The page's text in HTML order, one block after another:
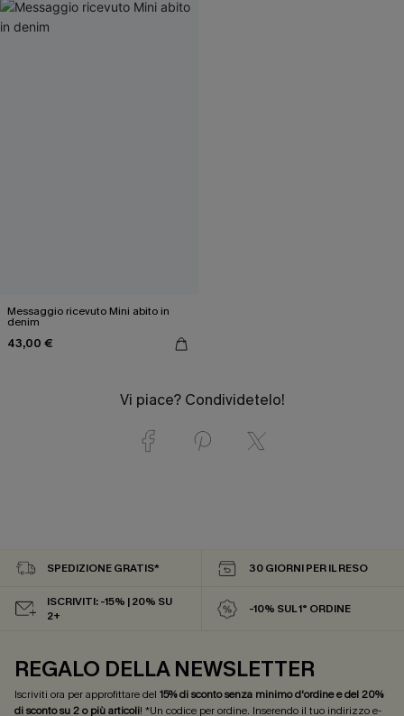
Messaggio ricevuto Mini abito in
denim
43,00 €
Vi piace? Condividetelo!
SPEDIZIONE GRATIS* 30 GIORNI PER IL RESO
ISCRIVITI: -15% | 20% SU
2+
-10% SUL 1° ORDINE
REGALO DELLA NEWSLETTER
Iscriviti ora per approfittare del 15% di sconto senza minimo d'ordine e del 20%
di sconto su 2 o più articoli! *Un codice per ordine. Inserendo il tuo indirizzo e-